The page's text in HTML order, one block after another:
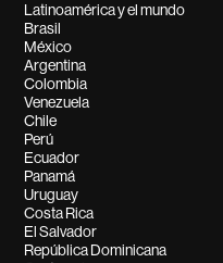
Latinoamérica y el mundo
Brasil
México
Argentina
Colombia
Venezuela
Chile
Perú
Ecuador
Panamá
Uruguay
Costa Rica
El Salvador
República Dominicana